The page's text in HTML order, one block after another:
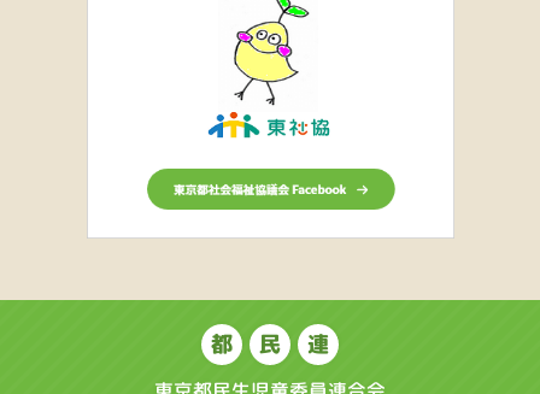
都 民 連